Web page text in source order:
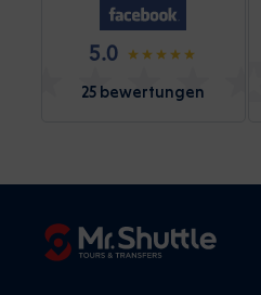
5.0
25 bewertungen